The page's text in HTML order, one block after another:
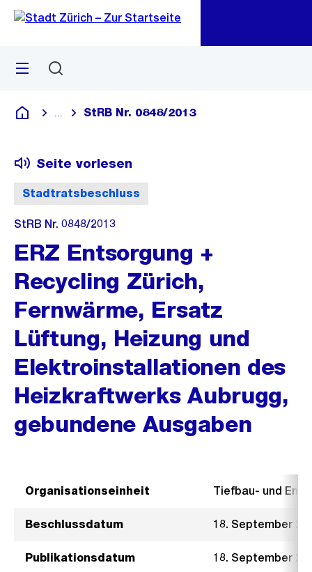
Navigation
Sprunglink
Menü
Deutsch
Blende alle Breadcrumbs ein
StRB Nr. 0848/2013
Stadtratsbeschluss
Seite vorlesen
StRB Nr. 0848/2013
ERZ Entsorgung +
Recycling Zürich,
Fernwärme, Ersatz
Lüftung, Heizung und
Elektroinstallationen des
Heizkraftwerks Aubrugg,
gebundene Ausgaben
Organisationseinheit Tiefbau- und
Beschlussdatum 18. September
Publikationsdatum 18. September